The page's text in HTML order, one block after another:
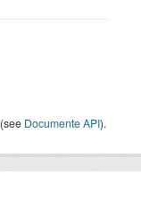
(see Documente API).